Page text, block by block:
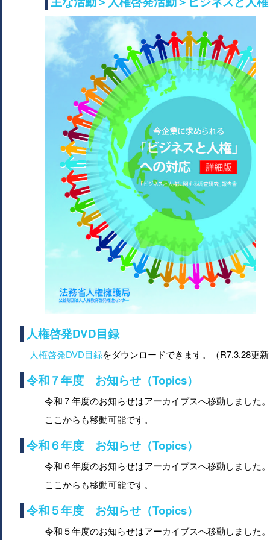
人権啓発DVD目録
人権啓発DVD目録をダウンロードできます。（R7.3.28更
令和７年度 お知らせ（Topics）
令和７年度のお知らせはアーカイブスへ移動しました。
ここからも移動可能です。
令和６年度 お知らせ（Topics）
令和６年度のお知らせはアーカイブスへ移動しました。
ここからも移動可能です。
令和５年度 お知らせ（Topics）
令和５年度のお知らせはアーカイブスへ移動しました。